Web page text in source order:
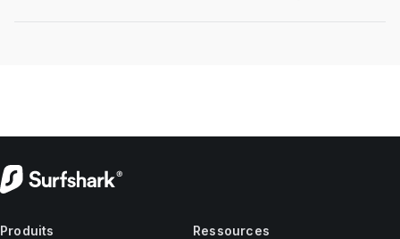
Produits Ressources